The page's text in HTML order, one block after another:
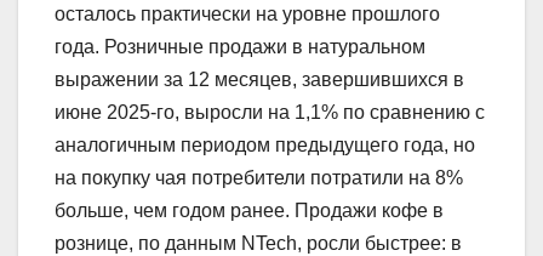
осталось практически на уровне прошлого
года. Розничные продажи в натуральном
выражении за 12 месяцев, завершившихся в
июне 2025-го, выросли на 1,1% по сравнению с
аналогичным периодом предыдущего года, но
на покупку чая потребители потратили на 8%
больше, чем годом ранее. Продажи кофе в
рознице, по данным NTech, росли быстрее: в